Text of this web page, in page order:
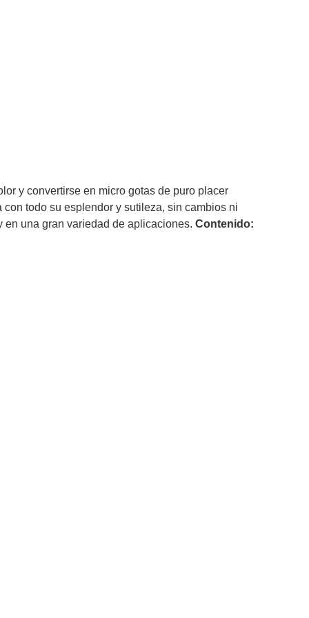
y convertirse en micro gotas de puro placer
todo su esplendor y sutileza, sin cambios ni
en una gran variedad de aplicaciones. Contenido: